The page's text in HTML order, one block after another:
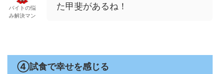
バイトの悩
み解決マン
た甲斐があるね！
④試食で幸せを感じる